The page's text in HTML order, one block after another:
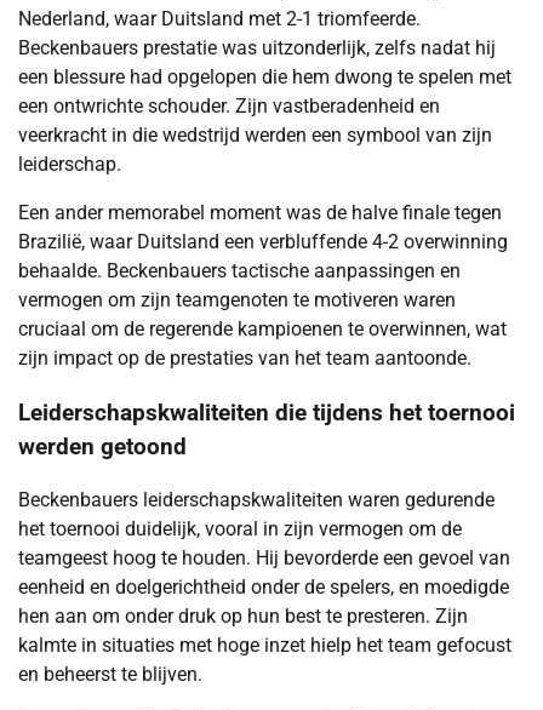
Nederland, waar Duitsland met 2-1 triomfeerde.
Beckenbauers prestatie was uitzonderlijk, zelfs nadat hij
een blessure had opgelopen die hem dwong te spelen met
een ontwrichte schouder. Zijn vastberadenheid en
veerkracht in die wedstrijd werden een symbool van zijn
leiderschap.
Een ander memorabel moment was de halve finale tegen
Brazilië, waar Duitsland een verbluffende 4-2 overwinning
behaalde. Beckenbauers tactische aanpassingen en
vermogen om zijn teamgenoten te motiveren waren
cruciaal om de regerende kampioenen te overwinnen, wat
zijn impact op de prestaties van het team aantoonde.
Leiderschapskwaliteiten die tijdens het toernooi
werden getoond
Beckenbauers leiderschapskwaliteiten waren gedurende
het toernooi duidelijk, vooral in zijn vermogen om de
teamgeest hoog te houden. Hij bevorderde een gevoel van
eenheid en doelgerichtheid onder de spelers, en moedigde
hen aan om onder druk op hun best te presteren. Zijn
kalmte in situaties met hoge inzet hielp het team gefocust
en beheerst te blijven.